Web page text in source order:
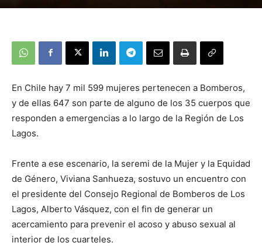
En Chile hay 7 mil 599 mujeres pertenecen a Bomberos,
y de ellas 647 son parte de alguno de los 35 cuerpos que
responden a emergencias a lo largo de la Región de Los
Lagos.
Frente a ese escenario, la seremi de la Mujer y la Equidad
de Género, Viviana Sanhueza, sostuvo un encuentro con
el presidente del Consejo Regional de Bomberos de Los
Lagos, Alberto Vásquez, con el fin de generar un
acercamiento para prevenir el acoso y abuso sexual al
interior de los cuarteles.